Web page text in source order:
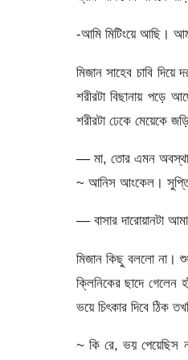
-আমি মিটিংয়ে আছি।
মিজান সাহেব চাবি
শরীরটা বিছানায় পড়ে
শরীরটা ঢেকে মেয়েকে
— মা, তোর এমন অবস্থা
~ আনিস আংকেল। সুপ্তি
— বাসার দারোয়ানটা
মিজান কিছু বললো না।
ক্লিনিকের ছাদে গেলেন
ভয়ে চিৎকার দিবে ঠিক
~ কি রে, ভয় পেয়েছিস